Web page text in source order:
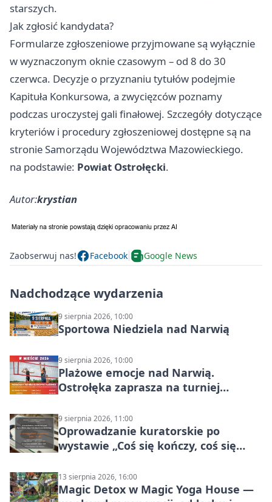
starszych.
Jak zgłosić kandydata?
Formularze zgłoszeniowe przyjmowane są wyłącznie
w wyznaczonym oknie czasowym – od 8 do 30
czerwca. Decyzje o przyznaniu tytułów podejmie
Kapituła Konkursowa, a zwycięzców poznamy
podczas uroczystej gali finałowej. Szczegóły dotyczące
kryteriów i procedury zgłoszeniowej dostępne są na
stronie Samorządu Województwa Mazowieckiego.
na podstawie: Powiat Ostrołęcki.
Autor:krystian
Zaobserwuj nas! Facebook Google News
Nadchodzące wydarzenia
9 sierpnia 2026, 10:00
Sportowa Niedziela nad Narwią
9 sierpnia 2026, 10:00
Plażowe emocje nad Narwią.
Ostrołęka zaprasza na turniej
9 sierpnia 2026, 11:00
Oprowadzanie kuratorskie po
wystawie „Coś się kończy, coś się
Mazowsza do Korony”
13 sierpnia 2026, 16:00
Magic Detox w Magic Yoga House —